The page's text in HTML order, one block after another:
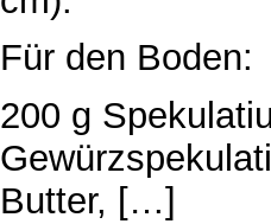
Für den Boden:
200 g
Butter, […]